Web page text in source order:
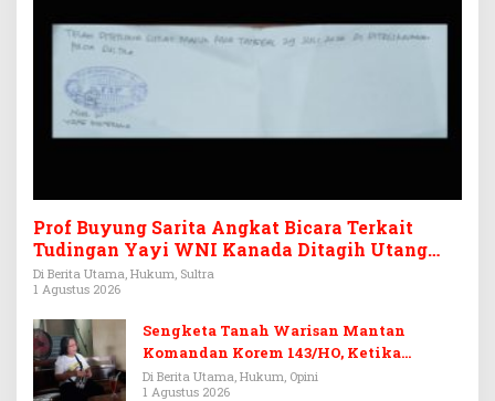
Prof Buyung Sarita Angkat Bicara Terkait
Tudingan Yayi WNI Kanada Ditagih Utang
Rp3,6 Miliar
Di Berita Utama, Hukum, Sultra
1 Agustus 2026
Sengketa Tanah Warisan Mantan
Komandan Korem 143/HO, Ketika
Warisan Menjadi Arena Pemerasan
Di Berita Utama, Hukum, Opini
1 Agustus 2026